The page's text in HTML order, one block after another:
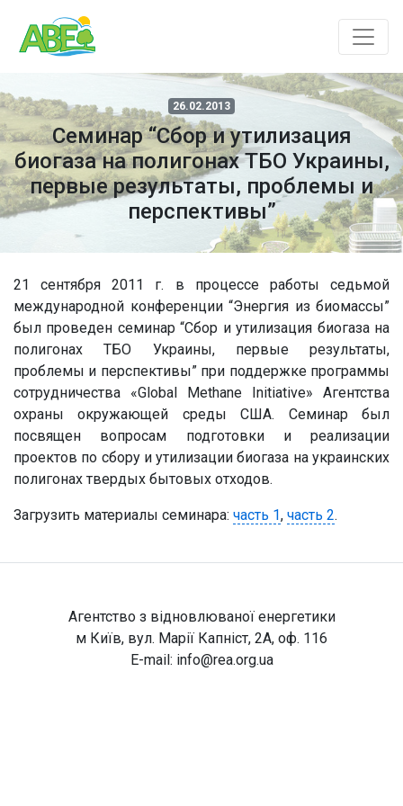
26.02.2013
Cеминар “Сбор и утилизация
биогаза на полигонах ТБО Украины,
первые результаты, проблемы и
перспективы”
21 сентября 2011 г. в процессе работы седьмой
международной конференции “Энергия из биомассы”
был проведен семинар “Сбор и утилизация биогаза на
полигонах ТБО Украины, первые результаты,
проблемы и перспективы” при поддержке программы
сотрудничества «Global Methane Initiative» Агентства
охраны окружающей среды США. Семинар был
посвящен вопросам подготовки и реализации
проектов по сбору и утилизации биогаза на украинских
полигонах твердых бытовых отходов.
Загрузить материалы семинара: часть 1, часть 2.
Агентство з відновлюваної енергетики
м Київ, вул. Марії Капніст, 2А, оф. 116
E-mail: info@rea.org.ua